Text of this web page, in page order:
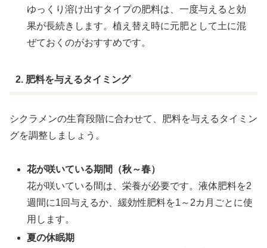
ゆっくり溶け出すタイプの肥料は、一度与えると効
果が長続きします。植え替え時に元肥として土に混
ぜておくのがおすすめです。
2. 肥料を与えるタイミング
シクラメンの生育段階に合わせて、肥料を与えるタイミン
グを調整しましょう。
花が咲いている期間（秋～春）
花が咲いている間は、栄養が必要です。液体肥料を2
週間に1回与えるか、緩効性肥料を1～2カ月ごとに使
用します。
夏の休眠期